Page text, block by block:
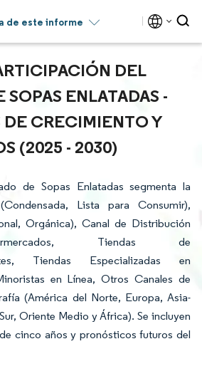
de este informe
DEL
SOPAS ENLATADAS -
CRECIMIENTO Y
(2025 - 2030)
de Sopas Enlatadas segmenta la
Lista para Consumir),
Orgánica), Canal de Distribución
Hipermercados, Tiendas de
Tiendas Especializadas en
en Línea, Otros Canales de
(América del Norte, Europa, Asia-
Oriente Medio y África). Se incluyen
cinco años y pronósticos futuros del